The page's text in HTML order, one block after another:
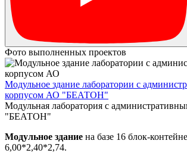
Фото выполненных проектов
Модульное здание лаборатории с
корпусом АО "БЕАТОН"
Модульная лаборатория с
"БЕАТОН"
Модульное здание на базе 16 блок-
6,00*2,40*2,74.